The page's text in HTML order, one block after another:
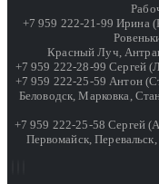
+7 959 222-21-99 Ирина
Красный Луч,
+7 959 222-28-99 Сергей
+7 959 222-25-59 Антон
Беловодск, Марковка,
+7 959 222-25-58 Сергей
Первомайск,